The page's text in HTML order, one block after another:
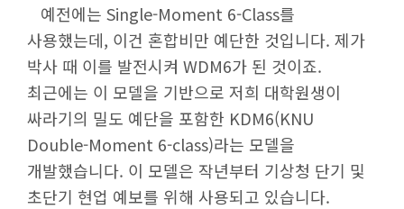
예전에는 Single-Moment 6-Class를
사용했는데, 이건 혼합비만 예단한 것입니다. 제가
박사 때 이를 발전시켜 WDM6가 된 것이죠.
최근에는 이 모델을 기반으로 저희 대학원생이
싸라기의 밀도 예단을 포함한 KDM6(KNU
Double-Moment 6-class)라는 모델을
개발했습니다. 이 모델은 작년부터 기상청 단기 및
초단기 현업 예보를 위해 사용되고 있습니다.